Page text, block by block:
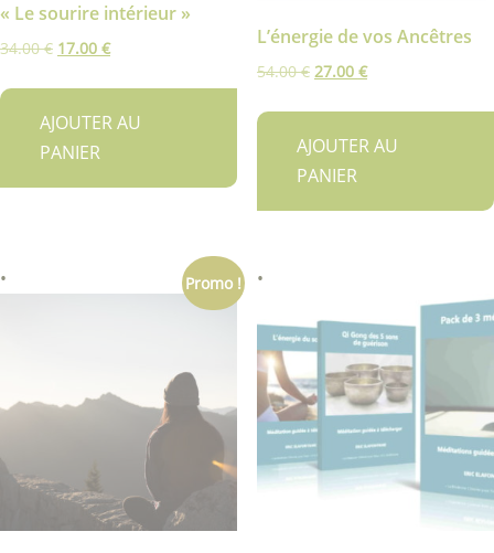
« Le sourire intérieur »
34.00€ Le
17.00 €Le
AJOUTER AU
PANIER
L’énergie de vos Ancêtres
54.00€ Le
était :
54.00 €.
27.00 €Le
est :
AJOUTER AU
PANIER
Promo !